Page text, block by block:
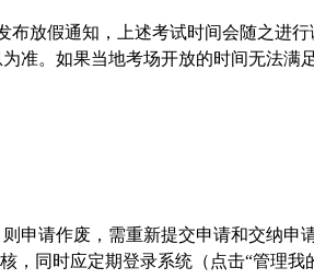
放假通知，上述考试时间会随之进
。如果当地考场开放的时间无法满
申请作废，需重新提交申请和交纳
同时应定期登录系统（点击“管理